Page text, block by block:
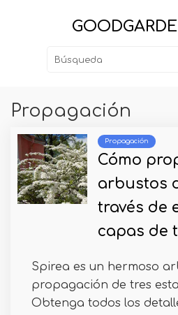
Propagación
Propagación
Cómo
arbustos
través de
capas de
Spirea es un hermoso
propagación de tres
Obtenga todos los